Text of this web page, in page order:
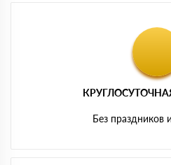
Без праздников